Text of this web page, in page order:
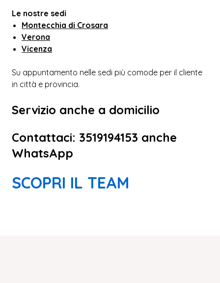
Le nostre sedi
Montecchia di Crosara
Verona
Vicenza
Su appuntamento nelle sedi più comode per il cliente
in città e provincia.
Servizio anche a domicilio
Contattaci: 3519194153 anche
WhatsApp
SCOPRI IL TEAM